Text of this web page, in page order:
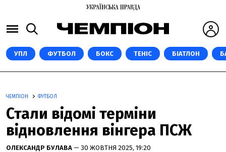
УПЛ ФУТБОЛ БОКС ТЕНІС БІАТЛОН
ЧЕМПІОН ФУТБОЛ
Стали відомі терміни
відновлення вінгера ПСЖ
ОЛЕКСАНДР БУЛАВА — 30 ЖОВТНЯ 2025, 19:20